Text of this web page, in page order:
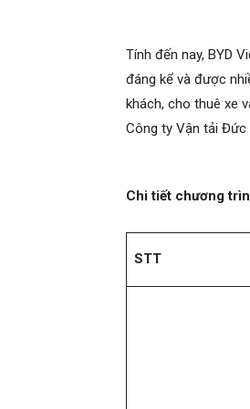
Tính đến nay, BYD
đáng kể và được
khách, cho thuê xe
Công ty Vận tải Đức
Chi tiết chương
STT